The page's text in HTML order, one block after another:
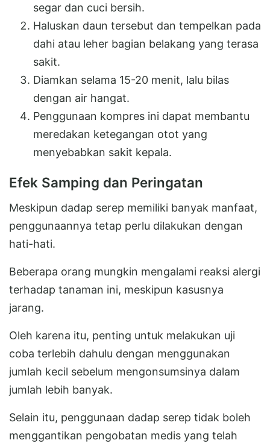
segar dan cuci bersih.
Haluskan daun tersebut dan tempelkan pada
dahi atau leher bagian belakang yang terasa
sakit.
Diamkan selama 15-20 menit, lalu bilas
dengan air hangat.
Penggunaan kompres ini dapat membantu
meredakan ketegangan otot yang
menyebabkan sakit kepala.
Efek Samping dan Peringatan
Meskipun dadap serep memiliki banyak manfaat,
penggunaannya tetap perlu dilakukan dengan
hati-hati.
Beberapa orang mungkin mengalami reaksi alergi
terhadap tanaman ini, meskipun kasusnya
jarang.
Oleh karena itu, penting untuk melakukan uji
coba terlebih dahulu dengan menggunakan
jumlah kecil sebelum mengonsumsinya dalam
jumlah lebih banyak.
Selain itu, penggunaan dadap serep tidak boleh
menggantikan pengobatan medis yang telah